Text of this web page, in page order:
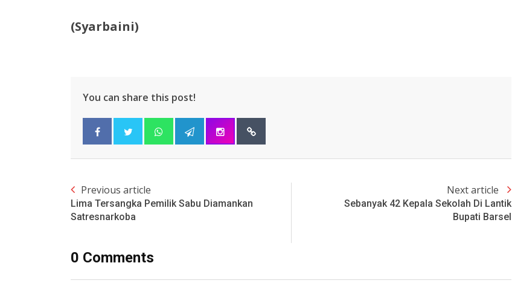
(Syarbaini)
You can share this post!
Previous article
Lima Tersangka Pemilik Sabu Diamankan
Satresnarkoba
Next article
Sebanyak 42 Kepala Sekolah Di Lantik
Bupati Barsel
0 Comments